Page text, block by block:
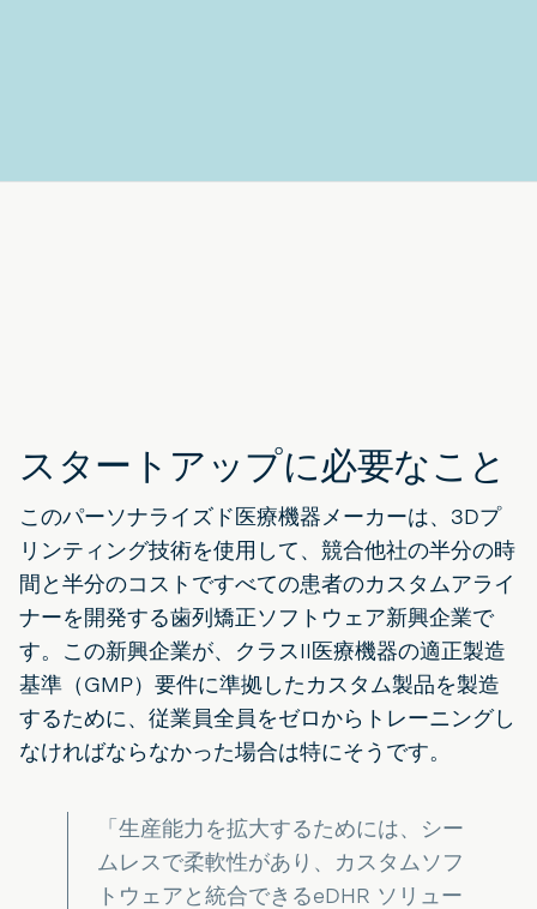
スタートアップに必要なこと
このパーソナライズド医療機器メーカーは、3Dプ
リンティング技術を使用して、競合他社の半分の時
間と半分のコストですべての患者のカスタムアライ
ナーを開発する歯列矯正ソフトウェア新興企業で
す。この新興企業が、クラスII医療機器の適正製造
基準（GMP）要件に準拠したカスタム製品を製造
するために、従業員全員をゼロからトレーニングし
なければならなかった場合は特にそうです。
「生産能力を拡大するためには、シー
ムレスで柔軟性があり、カスタムソフ
トウェアと統合できるeDHR ソリュー